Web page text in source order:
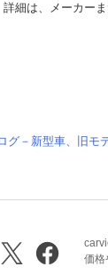
細は、メーカー
グ－新型車、旧モ
価格